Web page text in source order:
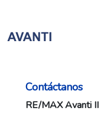
Contáctanos
RE/MAX Avanti II